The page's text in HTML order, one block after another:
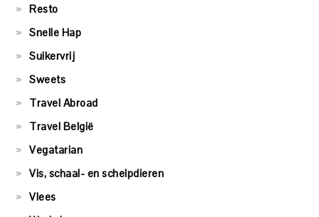
Resto
Snelle Hap
Suikervrij
Sweets
Travel Abroad
Travel België
Vegatarian
Vis, schaal- en schelpdieren
Vlees